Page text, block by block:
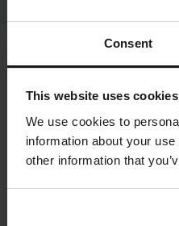
Consent
This website uses cookies
We use cookies to
information about your
other information that
Kellermann